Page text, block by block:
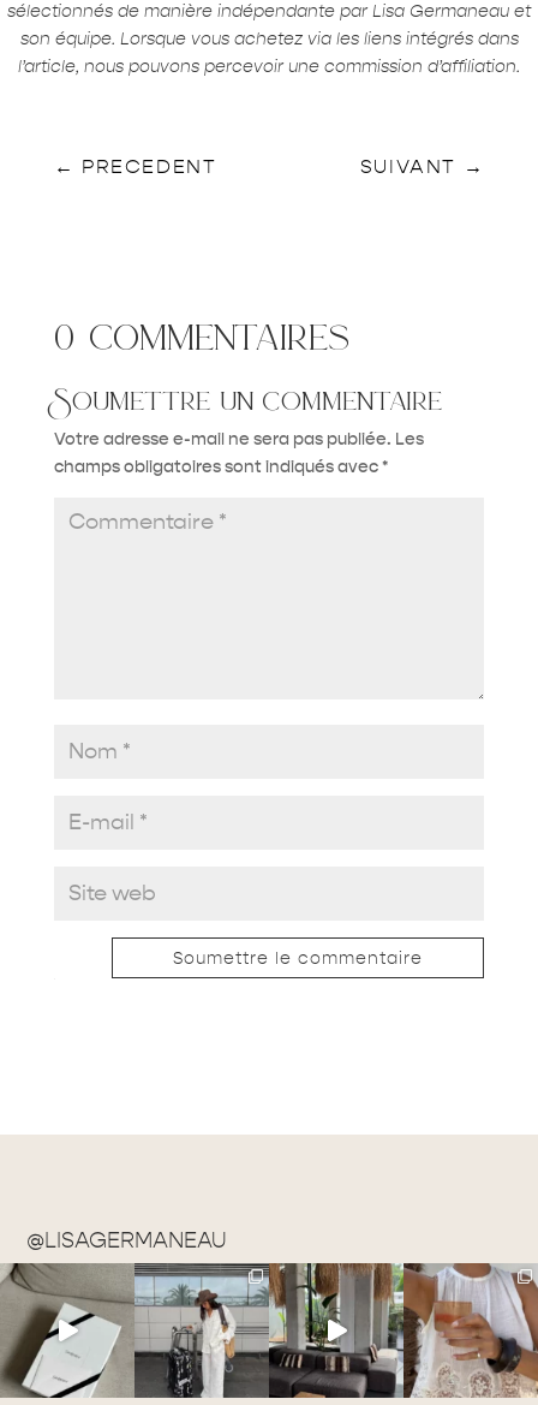
sélectionnés de manière indépendante par Lisa Germaneau et
son équipe. Lorsque vous achetez via les liens intégrés dans
l’article, nous pouvons percevoir une commission d’affiliation.
← PRECEDENT SUIVANT →
0 commentaires
Soumettre un commentaire
Votre adresse e-mail ne sera pas publiée. Les
champs obligatoires sont indiqués avec*
Soumettre le commentaire
@LISAGERMANEAU